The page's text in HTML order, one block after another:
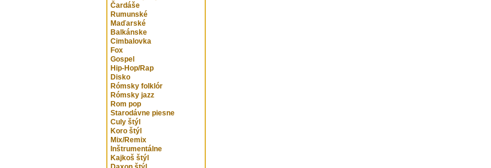
Čardáše
Rumunské
Maďarské
Balkánske
Cimbalovka
Fox
Gospel
Hip-Hop/Rap
Disko
Rómsky folklór
Rómsky jazz
Rom pop
Starodávne piesne
Culy štýl
Koro štýl
Mix/Remix
Inštrumentálne
Kajkoš štýl